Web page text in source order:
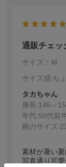
通販チェッ
サイズ：Ｍ
サイズ感:ち
タカちゃん
身長:146～
年代:50代前
靴のサイズ:
素材が暑い夏
写真通り可愛